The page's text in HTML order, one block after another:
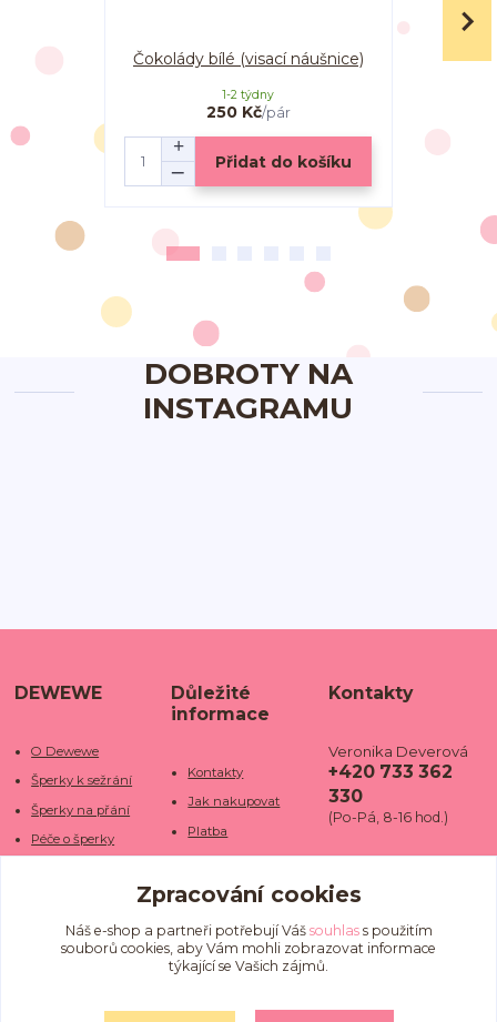
Čokolády bílé (visací náušnice)
250 Kč/pár
1-2 týdny
Přidat do košíku
DOBROTY NA
INSTAGRAMU
DEWEWE
O Dewewe
Šperky k sežrání
Šperky na přání
Péče o šperky
Kamenné obchody
Fotogalerie
Důležité
informace
Kontakty
Jak nakupovat
Platba
Doba dodání
Doprava
Obchodní podmínky
Ochrana osobních
Kontakty
Veronika Deverová
+420 733 362
330
(Po-Pá, 8-16 hod.)
we.cz
Zpracování cookies
Náš e-shop a partneři potřebují Váš souhlass použitím
souborů cookies, aby Vám mohli zobrazovat informace
týkající se Vašich zájmů.